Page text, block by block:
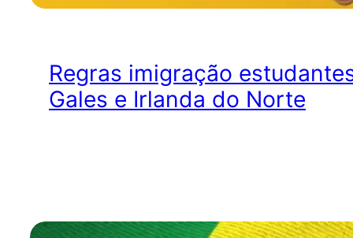
Regras imigração
Gales e Irlanda do Norte